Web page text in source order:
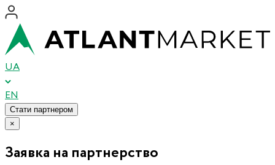
UA
EN
Стати партнером
×
Заявка на партнерство